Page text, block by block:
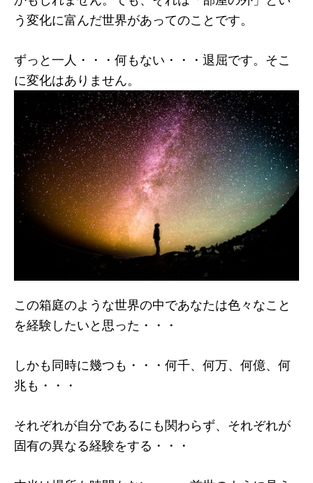
う変化に富んだ世界があってのことです。
ずっと一人・・・何もない・・・退屈です。そこ
に変化はありません。
この箱庭のような世界の中であなたは色々なこと
を経験したいと思った・・・
しかも同時に幾つも・・・何千、何万、何億、何
兆も・・・
それぞれが自分であるにも関わらず、それぞれが
固有の異なる経験をする・・・